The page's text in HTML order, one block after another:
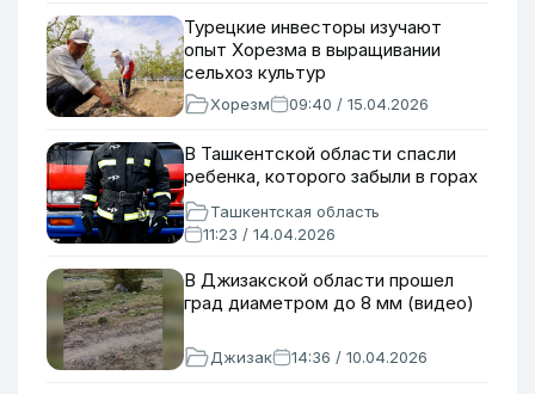
Турецкие инвесторы изучают
опыт Хорезма в выращивании
сельхоз культур
Хорезм 09:40 / 15.04.2026
В Ташкентской области спасли
ребенка, которого забыли в горах
Ташкентская область
11:23 / 14.04.2026
В Джизакской области прошел
град диаметром до 8 мм (видео)
Джизак 14:36 / 10.04.2026